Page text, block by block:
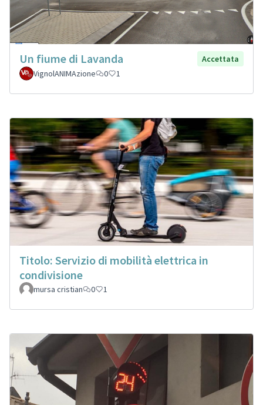
Un fiume di Lavanda
Accettata
VignolANIMAzione
0 1
Titolo: Servizio di mobilità elettrica in
condivisione
mursa cristian 0 1